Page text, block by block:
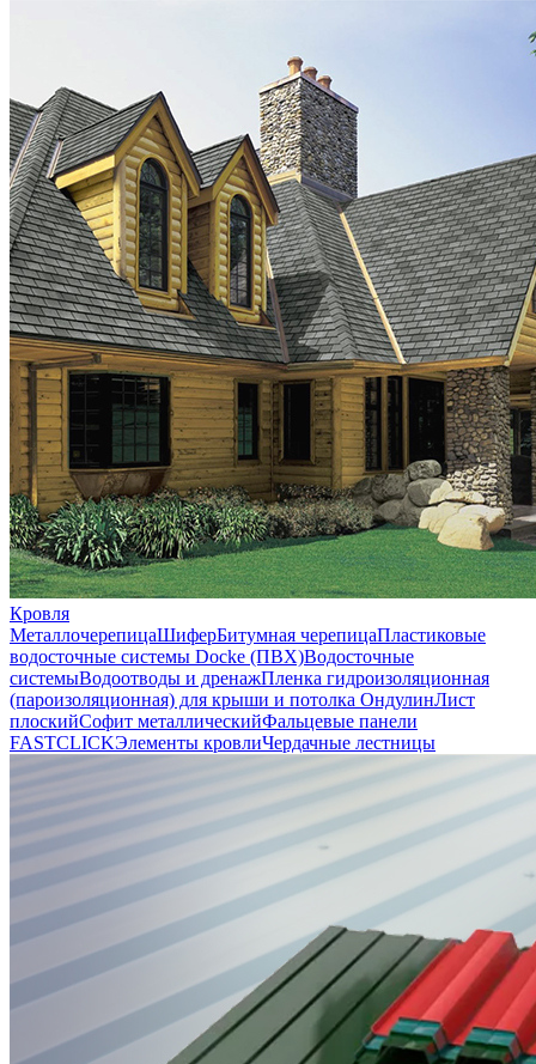
Кровля
МеталлочерепицаШиферБитумная черепицаПластиковые
водосточные системы Docke (ПВХ)Водосточные
системыВодоотводы и дренажПленка гидроизоляционная
(пароизоляционная) для крыши и потолка ОндулинЛист
плоскийСофит металлическийФальцевые панели
FASTCLICKЭлементы кровлиЧердачные лестницы